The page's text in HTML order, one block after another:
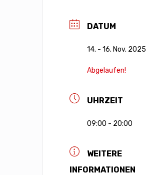
DATUM
14. - 16. Nov. 2025
Abgelaufen!
UHRZEIT
09:00 - 20:00
WEITERE
INFORMATIONEN